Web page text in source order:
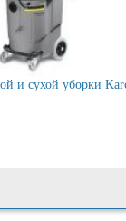
и сухой уборки